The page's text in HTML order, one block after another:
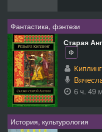
Фантастика, фэнтези
Старая
Ф
6 ч. 49
История, культурология